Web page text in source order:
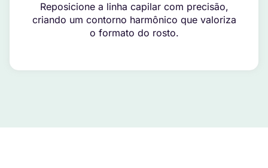
Reposicione a linha capilar com precisão,
criando um contorno harmônico que valoriza
o formato do rosto.